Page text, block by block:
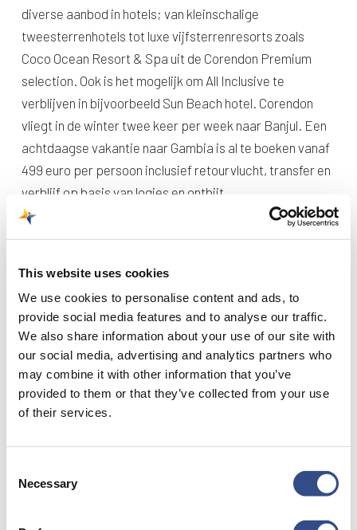
This website uses cookies
We use cookies to personalise content and ads, to
provide social media features and to analyse our traffic.
We also share information about your use of our site with
our social media, advertising and analytics partners who
may combine it with other information that you’ve
provided to them or that they’ve collected from your use
of their services.
Selection
Necessary
diverse aanbod in hotels; van kleinschalige
tweesterrenhotels tot luxe vijfsterrenresorts zoals
Coco Ocean Resort & Spa uit de Corendon Premium
selection. Ook is het mogelijk om All Inclusive te
verblijven in bijvoorbeeld Sun Beach hotel. Corendon
vliegt in de winter twee keer per week naar Banjul. Een
achtdaagse vakantie naar Gambia is al te boeken vanaf
499 euro per persoon inclusief retourvlucht, transfer en
verblijf op basis van logies en ontbijt.
Antalya
strandvakanties ook diverse rondreizen aan met vertrek
vanuit de badplaats Antalya. Er is een groot aanbod
rondreizen naar Cappadocië in combinatie met diverse
hotels, een achtdaagse rondreis naar de antieke stad
Efeze en de wereldberoemde kalksteenterrassen van
Pamukkale, en een achtdaagse rondreis Wellness,
Cultuur en Shopping. De retourvluchten naar Antalya
per persoon.
Uitbreiding Maastricht Aachen Airport